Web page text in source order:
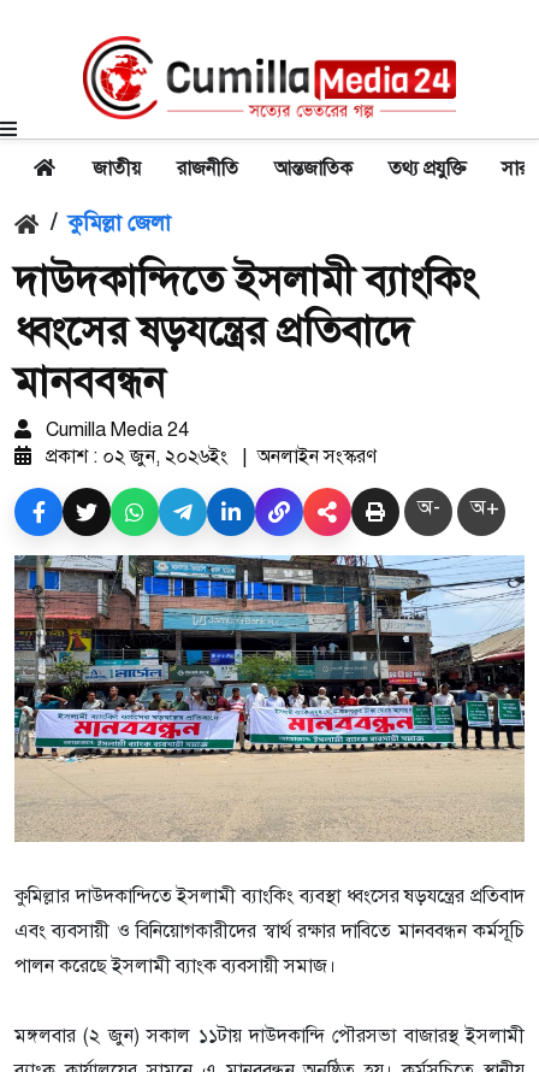
জাতীয় রাজনীতি আন্তজাতিক তথ্য প্রযুক্তি
/ কুমিল্লা জেলা
দাউদকান্দিতে ইসলামী ব্যাংকিং
ধ্বংসের ষড়যন্ত্রের প্রতিবাদে
মানববন্ধন
Cumilla Media 24
প্রকাশ : ০২ জুন, ২০২৬ইং
| অনলাইন সংস্করণ
অ- অ+
কুমিল্লার দাউদকান্দিতে ইসলামী ব্যাংকিং ব্যবস্থা ধ্বংসের ষড়যন্ত্রের প্রতিবাদ
এবং ব্যবসায়ী ও বিনিয়োগকারীদের স্বার্থ রক্ষার দাবিতে মানববন্ধন কর্মসূচি
পালন করেছে ইসলামী ব্যাংক ব্যবসায়ী সমাজ।
মঙ্গলবার (২ জুন) সকাল ১১টায় দাউদকান্দি পৌরসভা বাজারস্থ ইসলামী